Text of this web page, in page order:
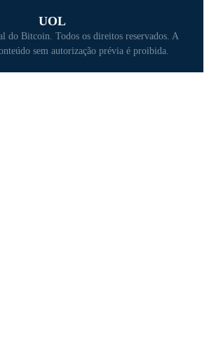
UOL
do Bitcoin. Todos os direitos reservados. A
sem autorização prévia é proibida.